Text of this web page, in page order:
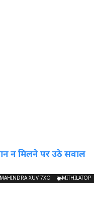
न मिलने पर उठे सवाल
MAHINDRA XUV 7XO MITHILATOP